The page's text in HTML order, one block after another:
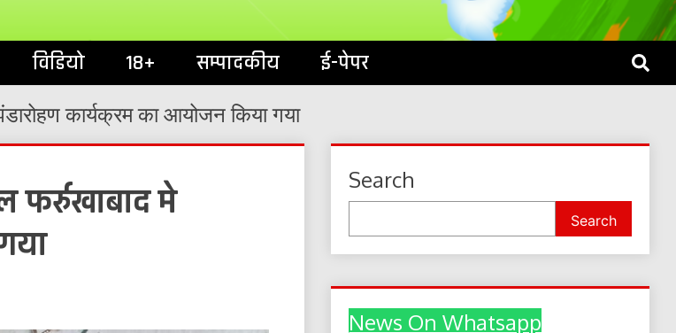
KNLS LIVE
विडियो 18+ सम्पादकीय ई-पेपर
कार्यक्रम का आयोजन किया गया
फर्रुखाबाद मे
Search
Search
News On Whatsapp